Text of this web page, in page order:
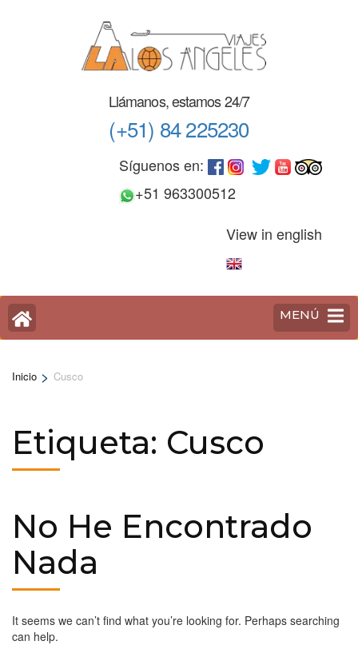
Llámanos, estamos 24/7
(+51) 84 225230
Síguenos en:
+51 963300512
View in english
MENÚ
Inicio > Cusco
Etiqueta: Cusco
No He Encontrado
Nada
It seems we can’t find what you’re looking for. Perhaps searching
can help.